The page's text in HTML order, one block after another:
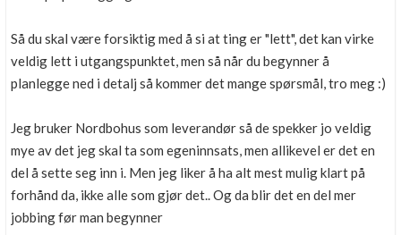
Så du skal være forsiktig med å si at ting er "lett", det kan virke
veldig lett i utgangspunktet, men så når du begynner å
planlegge ned i detalj så kommer det mange spørsmål, tro meg :)
Jeg bruker Nordbohus som leverandør så de spekker jo veldig
mye av det jeg skal ta som egeninnsats, men allikevel er det en
del å sette seg inn i. Men jeg liker å ha alt mest mulig klart på
forhånd da, ikke alle som gjør det.. Og da blir det en del mer
jobbing før man begynner